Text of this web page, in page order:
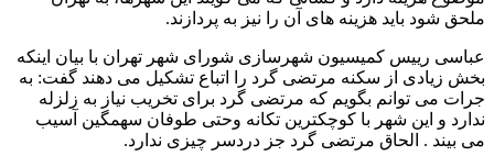
ملحق شود باید هزینه های آن را نیز به پردازند.
عباسی رییس کمیسیون شهرسازی شورای شهر تهران با بیان اینکه
بخش زیادی از سکنه مرتضی گرد را اتباع تشکیل می دهند گفت: به
جرات می توانم بگویم که مرتضی گرد برای تخریب نیاز به زلزله
ندارد و این شهر با کوچکترین تکانه وحتی طوفان سهمگین آسیب
می بیند . الحاق مرتضی گرد جز دردسر چیزی ندارد.